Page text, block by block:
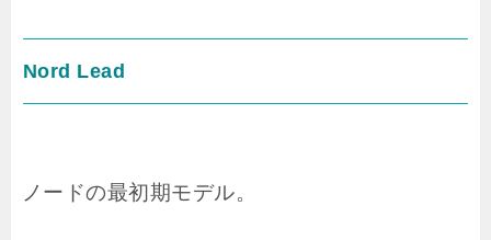
Nord Lead
ノードの最初期モデル。